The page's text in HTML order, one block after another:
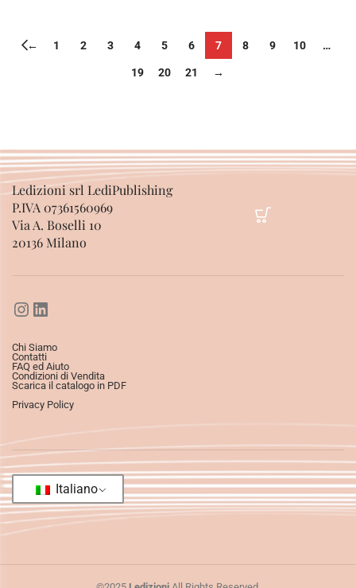
← 1 2 3 4 5 6 7 8 9 10 …
19 20 21 →
Ledizioni srl LediPublishing
P.IVA 07361560969
Via A. Boselli 10
20136 Milano
Chi Siamo
Contatti
FAQ ed Aiuto
Condizioni di Vendita
Scarica il catalogo in PDF
Privacy Policy
Italiano